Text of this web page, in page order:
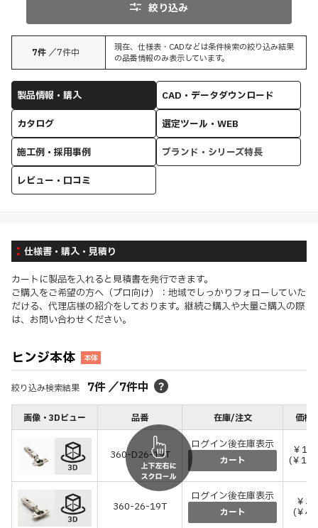
絞り込み
7件 ／7件中
現在、仕様表・CADなどは条件検索の絞り込み結果
の品番情報のみ表示しています。
製品情報・購入
CAD・データダウンロード
カタログ
選定ツール・WEB
施工例・採用事例
ブランド・シリーズ特長
レビュー・口コミ
仕様書・購入・見積り
カートに製品を入れると見積書を発行できます。
ご購入をご希望の方へ（プロ向け）：地域でしっかりフォローしていた
だける、代理店様の紹介をしております。継続ご購入や大量ご購入の際
は、お問い合わせください。
ヒンジ本体 本体
絞り込み検索結果 7件／7件中
画像・3Dビュー 品番 在庫/注文 価格(
360-D26-19T
ログイン後在庫表示
カート
￥
(￥
360-26-19T
ログイン後在庫表示
カート
￥
(￥